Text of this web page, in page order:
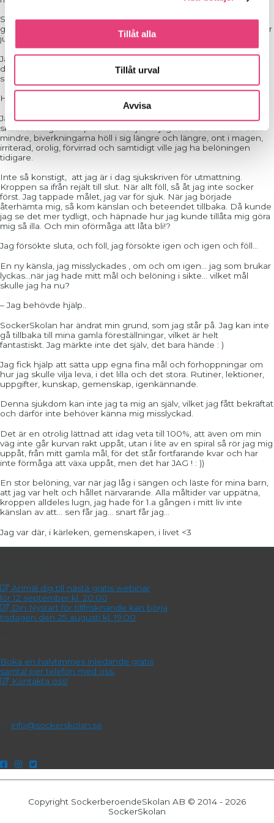
Tillåt alla
Tillåt urval
Avvisa
Så i stället för att sträva uppåt, att växa, utvecklas, lära , sätta
gränser så blev min bubbla bara större och större.
För mitt mål var
ju alltid detsamma… men kraven ökade och ökade…
Jag minns att det var inte så viktigt att hämta ut betyg, medaljer,
diplom mm. Jag hade klarat det, nu skulle jag få min belöning –
socker.
Helt galet, år ut och år in.
Jag tyckte jag hade kontroll, hade hittat en bra lösning, inte
skadade någon.
mindre, biverkningarna höll i sig längre och längre, ont i magen,
irriterad, orolig, förvirrad och samtidigt ville jag ha belöningen
tidigare.
Inte så konstigt, att jag är i dag sjukskriven för utmattning.
Kroppen sa ifrån rejält till slut. När allt föll, så åt jag inte socker
först. Jag tappade målet, jag var för sjuk. När jag började
återhämta mig, så kom känslan och beteendet tillbaka. Då kunde
jag se det mer tydligt, och häpnade hur jag kunde tillåta mig göra
mig så illa. Och min oförmåga att låta bli!?
Jag försökte sluta, och föll, jag försökte igen och igen och föll…
En ny känsla, jag misslyckades , om och om igen… jag som brukar
lyckas…när jag hade mitt mål och belöning i sikte… vilket mål
skulle jag ha nu?
– Jag behövde hjälp..
SockerSkolan har ändrat min grund, som jag står på. Jag kan inte
gå tillbaka till mina gamla föreställningar, vilket är helt
fantastiskt.Jag märkte inte det själv, det bara hände : )
Jag fick hjälp att sätta upp egna fina mål och förhoppningar om
hur jag skulle vilja leva, i det lilla och det stora.
Rutiner, lektioner,
uppgifter, kunskap, gemenskap, igenkännande.
Denna sjukdom kan inte jag ta mig an själv, vilket jag fått bekräftat
och därför inte behöver känna mig misslyckad.
Det är en otrolig lättnad att idag veta till 100%, att även om min
väg inte går kurvan rakt uppåt, utan i lite av en spiral så rör jag mig
uppåt, från mitt gamla mål, för det står fortfarande kvar och har
inte förmåga att växa uppåt, men det har JAG ! : ))
En stor belöning, var när jag låg i sängen och läste för mina barn,
att jag var helt och hållet närvarande. Alla måltider var uppätna,
kroppen alldeles lugn, jag hade för 1.a gången i mitt liv inte
känslan av att… sen får jag… snart får jag…
Jag var där, i kärleken, gemenskapen, i livet <3
Anmäl dig till nästa gratis webinar
lör 12 september kl. 20:00
Din Nystart för tillfrisknande kan börja
tisdagen den 25 augusti kl. 19:00
Boka en halvtimmes inledande gratis
samtal per telefon med oss.
Kontakta oss!
info@sockerskolan.se
Copyright SockerberoendeSkolan AB © 2014 - 2026
SockerSkolan